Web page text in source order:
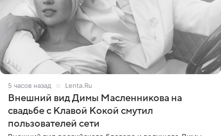
5 часов назад Lenta.Ru
Внешний вид Димы Масленникова на
свадьбе с Клавой Кокой смутил
пользователей сети